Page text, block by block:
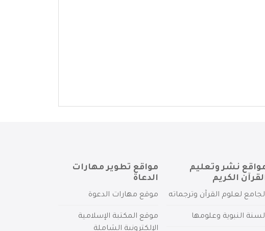
نشر وتعليم
الكريم
لعلوم القرآن وترجماته
النبوية وعلومها
مواقع تطوير مهارات
الدعاة
موقع مهارات الدعوة
موقع المكتبة الإسلامية
الإلكترونية الشاملة